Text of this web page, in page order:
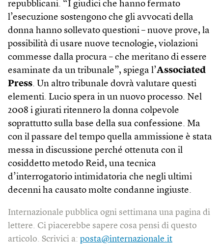
repubblicani. “I giudici che hanno fermato
l’esecuzione sostengono che gli avvocati della
donna hanno sollevato questioni – nuove prove, la
possibilità di usare nuove tecnologie, violazioni
commesse dalla procura – che meritano di essere
esaminate da un tribunale”, spiega l’Associated
Press. Un altro tribunale dovrà valutare questi
elementi. Lucio spera in un nuovo processo. Nel
2008 i giurati ritennero la donna colpevole
soprattutto sulla base della sua confessione. Ma
con il passare del tempo quella ammissione è stata
messa in discussione perché ottenuta con il
cosiddetto metodo Reid, una tecnica
d’interrogatorio intimidatoria che negli ultimi
decenni ha causato molte condanne ingiuste.
Internazionale pubblica ogni settimana una pagina di
lettere. Ci piacerebbe sapere cosa pensi di questo
articolo. Scrivici a: posta@internazionale.it